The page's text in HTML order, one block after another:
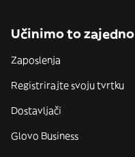
Učinimo to zajedno
Zaposlenja
Registrirajte svoju tvrtku
Dostavljači
Glovo Business